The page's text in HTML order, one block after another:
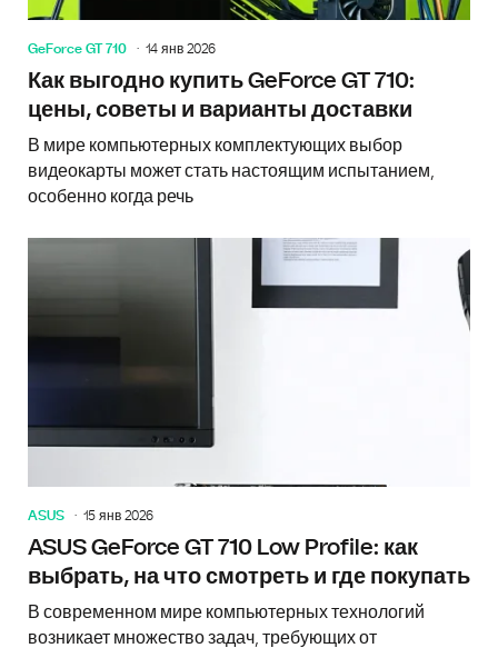
GeForce GT 710 14 янв 2026
Как выгодно купить GeForce GT 710:
цены, советы и варианты доставки
В мире компьютерных комплектующих выбор
видеокарты может стать настоящим испытанием,
особенно когда речь
ASUS 15 янв 2026
ASUS GeForce GT 710 Low Profile: как
выбрать, на что смотреть и где покупать
В современном мире компьютерных технологий
возникает множество задач, требующих от